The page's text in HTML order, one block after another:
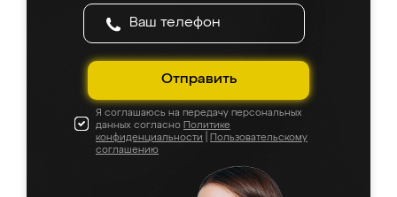
Отправить
Я соглашаюсь на передачу персональных
данных согласно Политике
конфиденциальности
Пользовательскому
соглашению